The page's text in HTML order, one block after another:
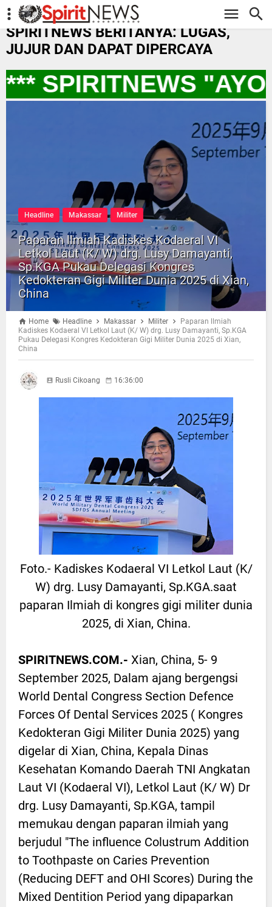
-->
SPIRITNEWS BERITANYA: LUGAS,
JUJUR DAN DAPAT DIPERCAYA
SPIRITNEWS "AYO
Headline Makassar Militer
Paparan llmiah Kadiskes Kodaeral VI
Letkol Laut (K/ W) drg. Lusy Damayanti,
Sp.KGA Pukau Delegasi Kongres
Kedokteran Gigi Militer Dunia 2025 di Xian,
China
Home Headline Makassar Militer
Paparan llmiah
Kadiskes Kodaeral VI Letkol Laut (K/ W) drg. Lusy Damayanti, Sp.KGA
Pukau Delegasi Kongres Kedokteran Gigi Militer Dunia 2025 di Xian,
China
Rusli Cikoang 16:36:00
Foto.- Kadiskes Kodaeral VI Letkol Laut (K/
W) drg. Lusy Damayanti, Sp.KGA.saat
paparan Ilmiah di kongres gigi militer dunia
2025, di Xian, China.
SPIRITNEWS.COM.- Xian, China, 5- 9
September 2025, Dalam ajang bergengsi
World Dental Congress Section Defence
Forces Of Dental Services 2025 ( Kongres
Kedokteran Gigi Militer Dunia 2025) yang
digelar di Xian, China, Kepala Dinas
Kesehatan Komando Daerah TNI Angkatan
Laut VI (Kodaeral VI), Letkol Laut (K/ W) Dr
drg. Lusy Damayanti, Sp.KGA, tampil
memukau dengan paparan ilmiah yang
berjudul "The influence Colustrum Addition
to Toothpaste on Caries Prevention
(Reducing DEFT and OHI Scores) During the
Mixed Dentition Period yang dipaparkan